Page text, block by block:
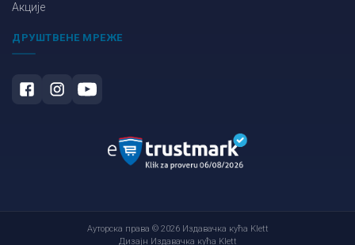
Акције
ДРУШТВЕНЕ МРЕЖЕ
Ауторска права © 2026 Издавачка кућа Klett
Дизајн Издавачка кућа Klett